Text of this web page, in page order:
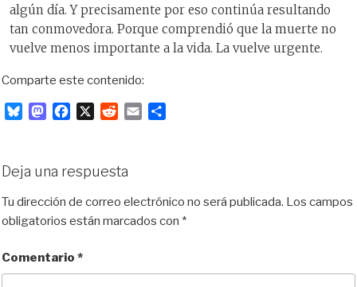
algún día. Y precisamente por eso continúa resultando
tan conmovedora. Porque comprendió que la muerte no
vuelve menos importante a la vida. La vuelve urgente.
Comparte este contenido:
s
k
y
M
o
d
o
b
o
o
X
d
i
t
r
t
Deja una respuesta
Tu dirección de correo electrónico no será publicada. Los campos
obligatorios están marcados con *
Comentario *